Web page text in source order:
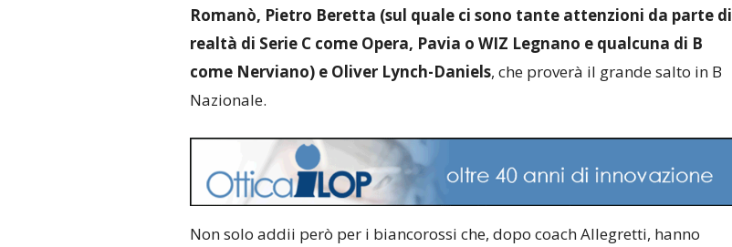
Romanò, Pietro Beretta (sul quale ci sono tante attenzioni da parte di
realtà di Serie C come Opera, Pavia o WIZ Legnano e qualcuna di B
come Nerviano) e Oliver Lynch-Daniels, che proverà il grande salto in B
Nazionale.
Non solo addii però per i biancorossi che, dopo coach Allegretti, hanno